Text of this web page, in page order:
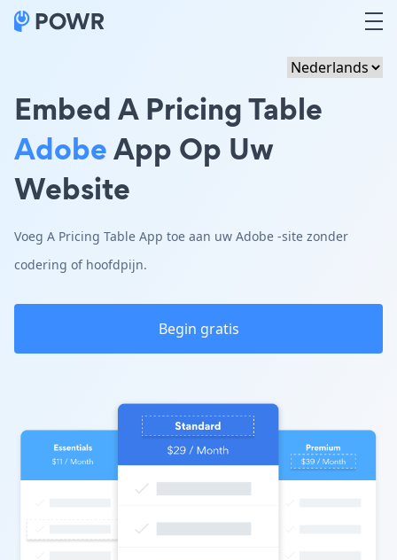
Embed A Pricing Table
AdobeApp Op Uw
Website
Voeg A Pricing Table App toe aan uw Adobe -site zonder
codering of hoofdpijn.
Begin gratis